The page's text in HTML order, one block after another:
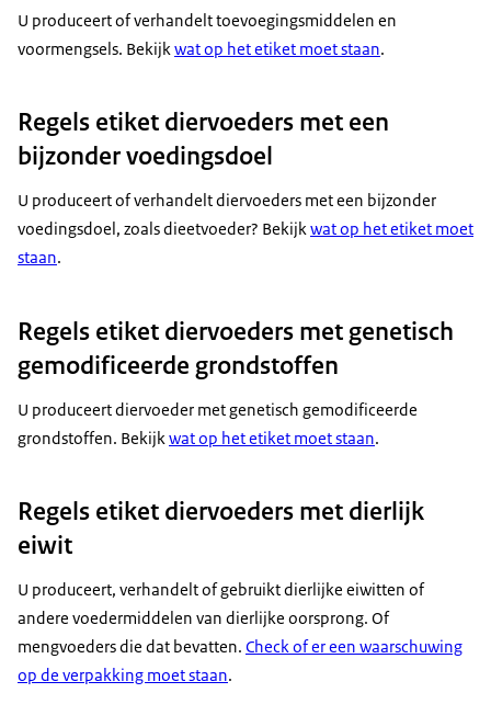
U produceert of verhandelt toevoegingsmiddelen en
voormengsels. Bekijkwat op het etiket moet staan.
Regels etiket diervoeders met een
bijzonder voedingsdoel
U produceert of verhandelt diervoeders met een bijzonder
voedingsdoel, zoals dieetvoeder? Bekijkwat op het etiket moet
staan.
Regels etiket diervoeders met genetisch
gemodificeerde grondstoffen
U produceert diervoeder met genetisch gemodificeerde
grondstoffen. Bekijk wat op het etiket moet staan.
Regels etiket diervoeders met dierlijk
eiwit
U produceert, verhandelt of gebruikt dierlijke eiwitten of
andere voedermiddelen van dierlijke oorsprong. Of
mengvoeders die dat bevatten. Check of er een waarschuwing
op de verpakking moet staan.